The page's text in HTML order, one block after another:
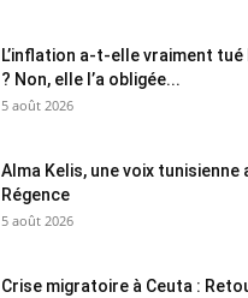
L’inflation a-t-elle vraiment
? Non, elle l’a obligée...
5 août 2026
Alma Kelis, une voix
Régence
5 août 2026
Crise migratoire à Ceuta :